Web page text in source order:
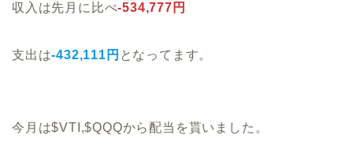
収入は先月に比べ-534,777円
支出は-432,111円 となってます。
今月は$VTI,$QQQから配当を貰いました。